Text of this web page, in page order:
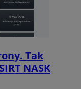
Tak
NASK